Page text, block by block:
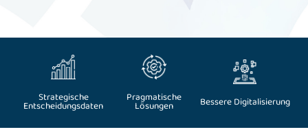
Strategische
Entscheidungsdaten
Pragmatische
Lösungen Bessere Digitalisierung